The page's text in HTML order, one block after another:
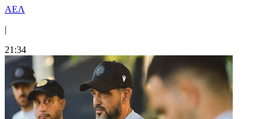
ΑΕΛ
|
21:34